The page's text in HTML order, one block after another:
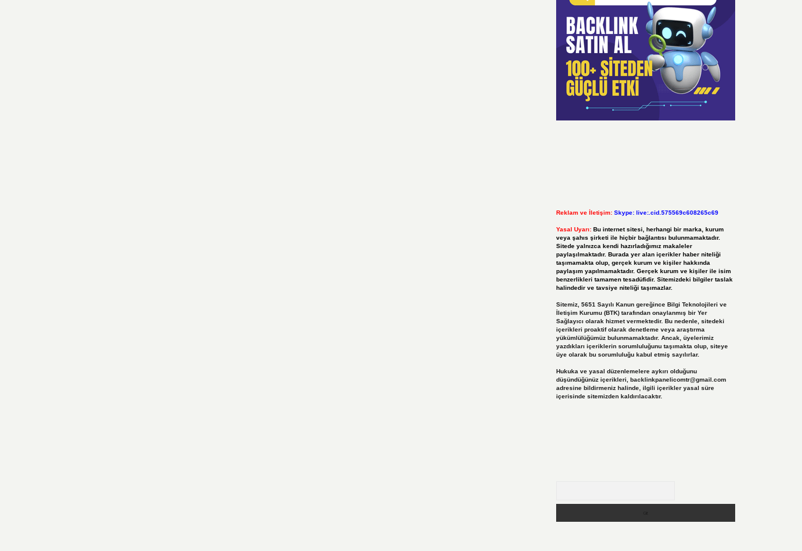
Reklam ve İletişim: Skype: live:.cid.575569c608265c69
Yasal Uyarı: Bu internet sitesi, herhangi bir marka, kurum
veya şahıs şirketi ile hiçbir bağlantısı bulunmamaktadır.
Sitede yalnızca kendi hazırladığımız makaleler
paylaşılmaktadır. Burada yer alan içerikler haber niteliği
taşımamakta olup, gerçek kurum ve kişiler hakkında
paylaşım yapılmamaktadır. Gerçek kurum ve kişiler ile isim
benzerlikleri tamamen tesadüfidir. Sitemizdeki bilgiler taslak
halindedir ve tavsiye niteliği taşımazlar.
Sitemiz, 5651 Sayılı Kanun gereğince Bilgi Teknolojileri ve
İletişim Kurumu (BTK) tarafından onaylanmış bir Yer
Sağlayıcı olarak hizmet vermektedir. Bu nedenle, sitedeki
içerikleri proaktif olarak denetleme veya araştırma
yükümlülüğümüz bulunmamaktadır. Ancak, üyelerimiz
yazdıkları içeriklerin sorumluluğunu taşımakta olup, siteye
üye olarak bu sorumluluğu kabul etmiş sayılırlar.
Hukuka ve yasal düzenlemelere aykırı olduğunu
düşündüğünüz içerikleri, backlinkpanelicomtr@gmail.com
adresine bildirmeniz halinde, ilgili içerikler yasal süre
içerisinde sitemizden kaldırılacaktır.